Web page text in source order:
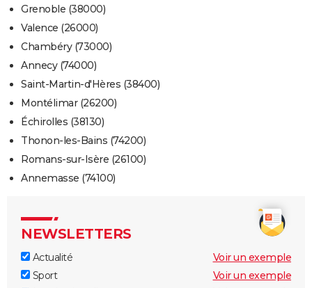
Grenoble (38000)
Valence (26000)
Chambéry (73000)
Annecy (74000)
Saint-Martin-d'Hères (38400)
Montélimar (26200)
Échirolles (38130)
Thonon-les-Bains (74200)
Romans-sur-Isère (26100)
Annemasse (74100)
NEWSLETTERS
Actualité
Voir un exemple
Sport
Voir un exemple